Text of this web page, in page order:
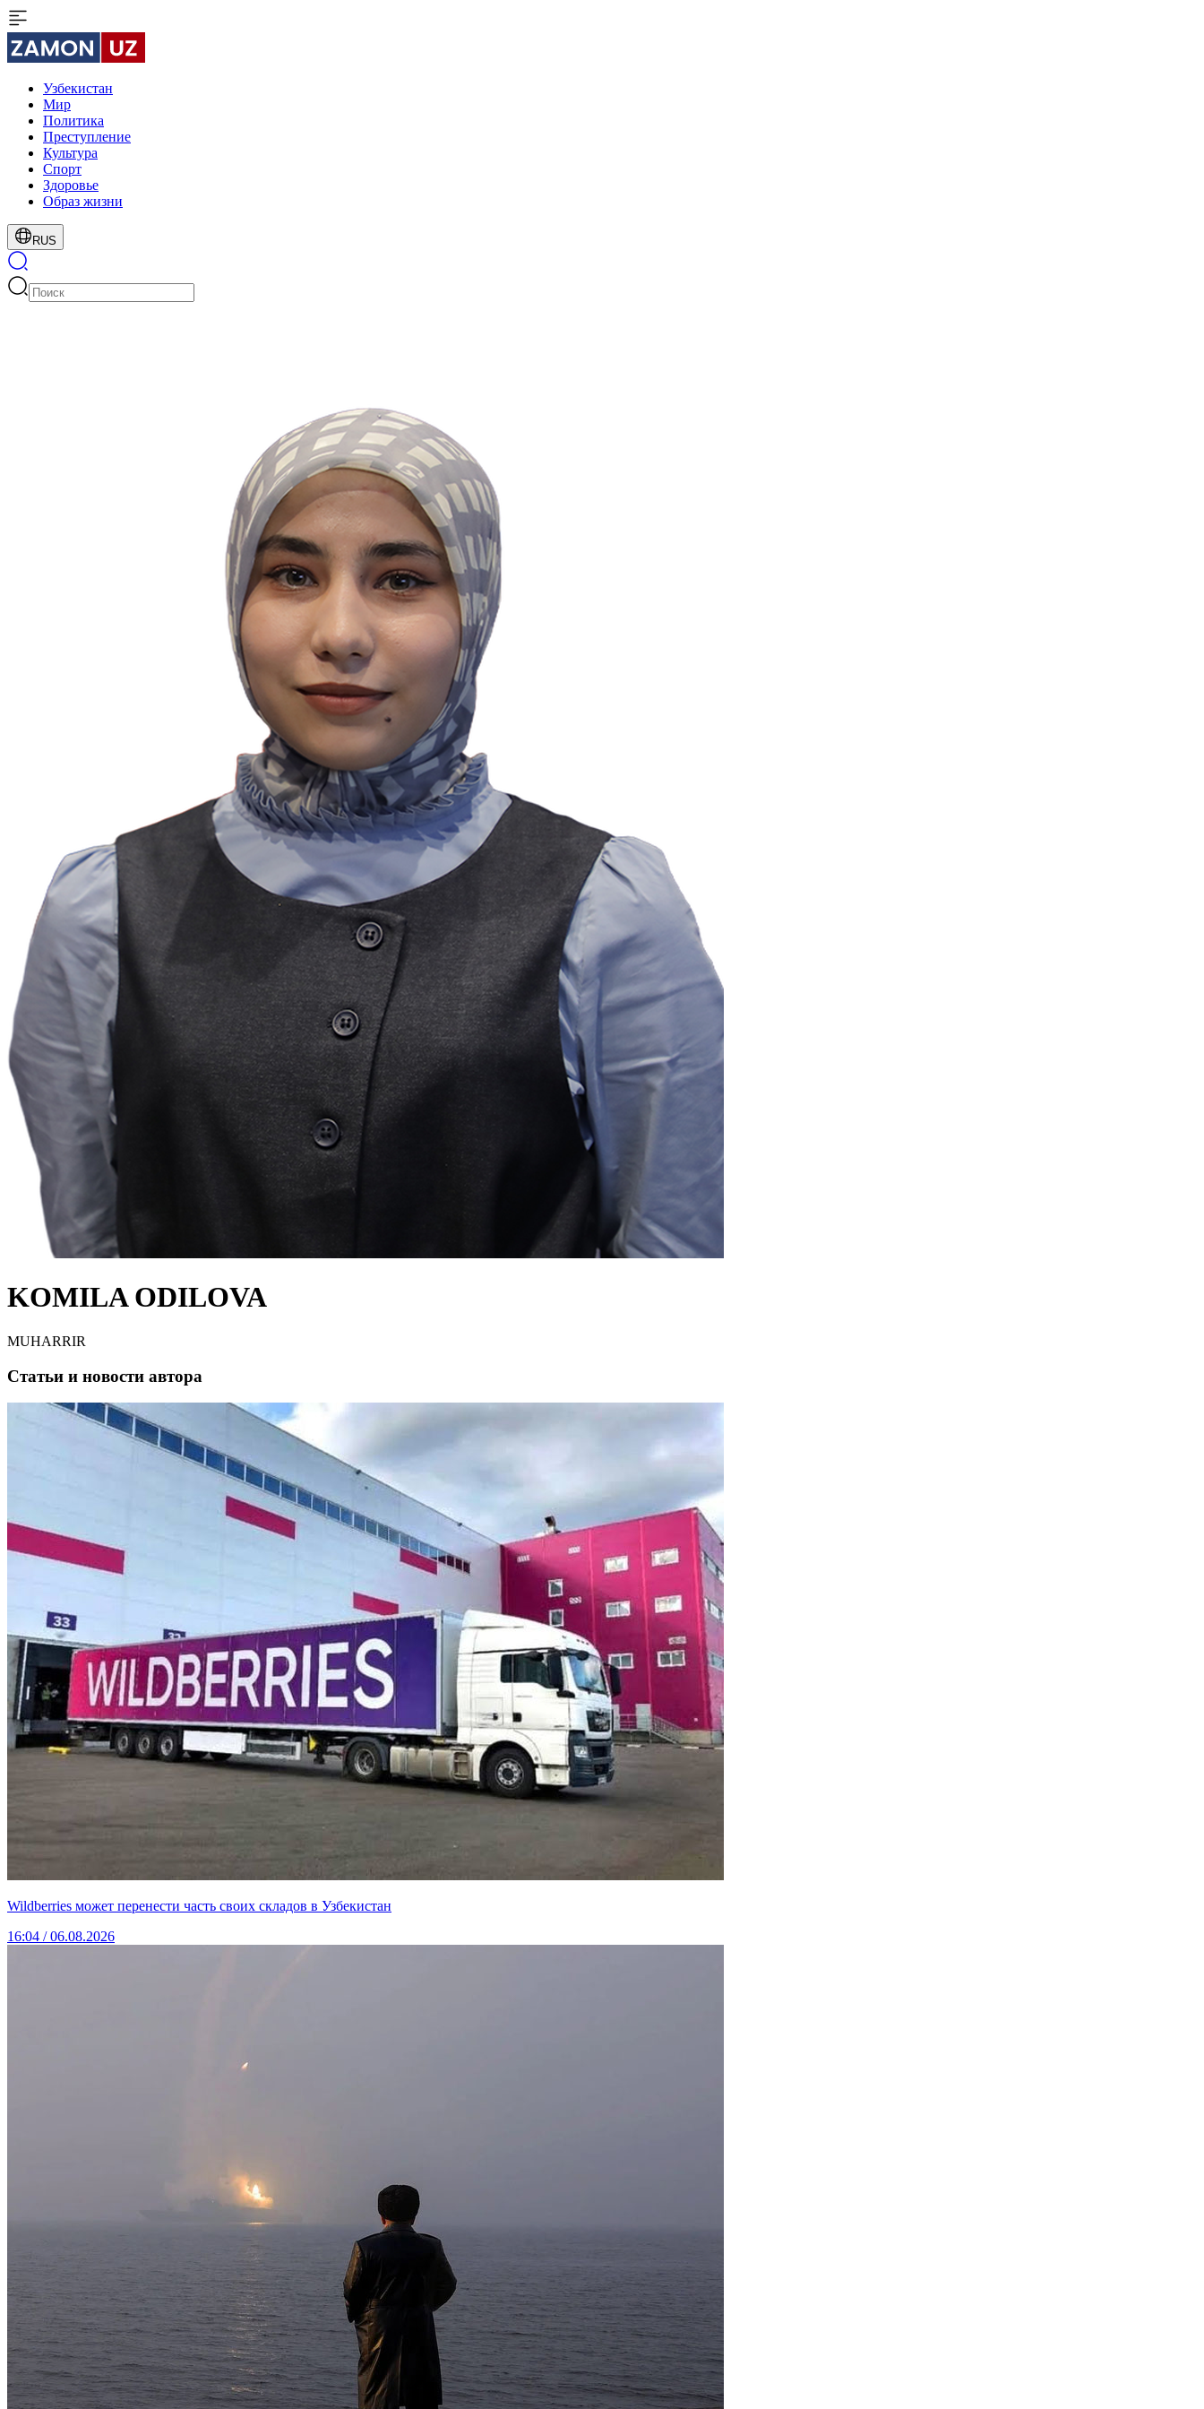
Узбекистан
Мир
Политика
Преступление
Культура
Спорт
Здоровье
Образ жизни
RUS
KOMILA ODILOVA
MUHARRIR
Статьи и новости автора
Wildberries может перенести часть своих складов в Узбекистан
16:04 / 06.08.2026